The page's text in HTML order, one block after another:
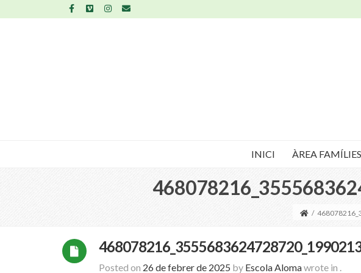
INICI ÀREA FAMÍLIES
/
Posted on 26 de febrer de 2025 by Escola Alomawrote in .